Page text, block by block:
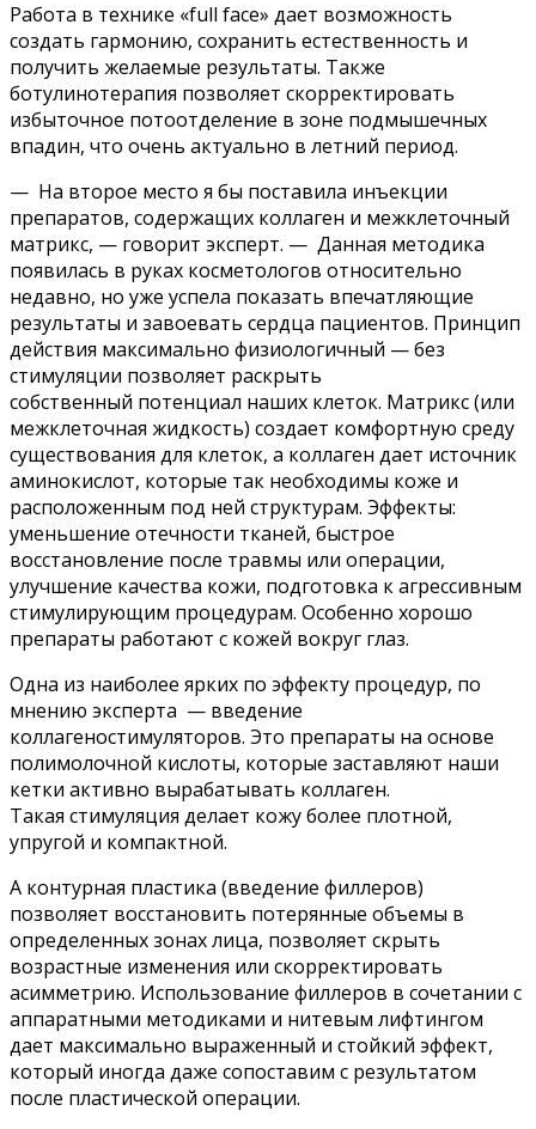
Работа в технике «full face» дает возможность
создать гармонию, сохранить естественность и
получить желаемые результаты. Также
ботулинотерапия позволяет скорректировать
избыточное потоотделение в зоне подмышечных
впадин, что очень актуально в летний период.
— На второе место я бы поставила инъекции
препаратов, содержащих коллаген и межклеточный
матрикс, — говорит эксперт. — Данная методика
появилась в руках косметологов относительно
недавно, но уже успела показать впечатляющие
результаты и завоевать сердца пациентов. Принцип
действия максимально физиологичный — без
стимуляции позволяет раскрыть
собственный потенциал наших клеток. Матрикс (или
межклеточная жидкость) создает комфортную среду
существования для клеток, а коллаген дает источник
аминокислот, которые так необходимы коже и
расположенным под ней структурам. Эффекты:
уменьшение отечности тканей, быстрое
восстановление после травмы или операции,
улучшение качества кожи, подготовка к агрессивным
стимулирующим процедурам. Особенно хорошо
препараты работают с кожей вокруг глаз.
Одна из наиболее ярких по эффекту процедур, по
мнению эксперта — введение
коллагеностимуляторов. Это препараты на основе
полимолочной кислоты, которые заставляют наши
кетки активно вырабатывать коллаген.
Такая стимуляция делает кожу более плотной,
упругой и компактной.
А контурная пластика (введение филлеров)
позволяет восстановить потерянные объемы в
определенных зонах лица, позволяет скрыть
возрастные изменения или скорректировать
асимметрию. Использование филлеров в сочетании с
аппаратными методиками и нитевым лифтингом
дает максимально выраженный и стойкий эффект,
который иногда даже сопоставим с результатом
после пластической операции.